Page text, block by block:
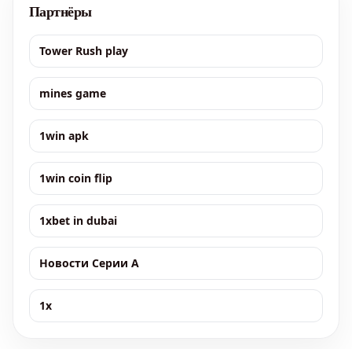
Партнёры
Tower Rush play
mines game
1win apk
1win coin flip
1xbet in dubai
Новости Серии А
1x